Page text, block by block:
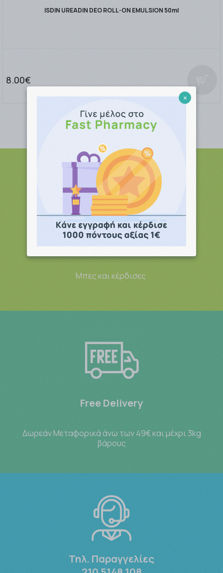
ISDIN UREADIN DEO ROLL-ON EMULSION 50ml
8.00€
Point system
Μπες και κέρδισες
Free Delivery
Δωρεάν Μεταφορικά άνω των 49€ και μέχρι 3kg
βάρους
Τηλ. Παραγγελίες
×